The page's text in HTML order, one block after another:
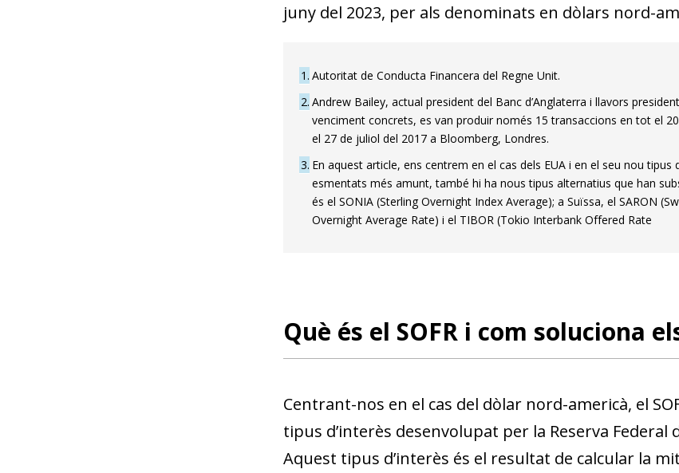
juny del 2023, per als denominats en dòlars nord-
1 Autoritat de Conducta Financera del Regne Unit.
2 Andrew Bailey, actual president del Banc d’Anglaterra i llavors
venciment concrets, es van produir només 15 transaccions en tot el
el 27 de juliol del 2017 a Bloomberg, Londres.
3 En aquest article, ens centrem en el cas dels EUA i en el seu nou tipus
esmentats més amunt, també hi ha nous tipus alternatius que han
és el SONIA (Sterling Overnight Index Average); a Suïssa, el SARON
Overnight Average Rate) i el TIBOR (Tokio Interbank Offered Rate
Què és el SOFR i com soluciona
Centrant-nos en el cas del dòlar nord-americà, el
tipus d’interès desenvolupat per la Reserva Federal
Aquest tipus d’interès és el resultat de calcular la